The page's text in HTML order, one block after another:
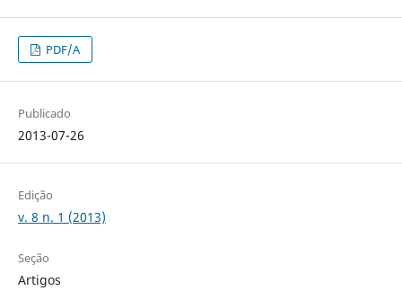
PDF/A
Publicado
2013-07-26
Edição
v. 8 n. 1 (2013)
Seção
Artigos